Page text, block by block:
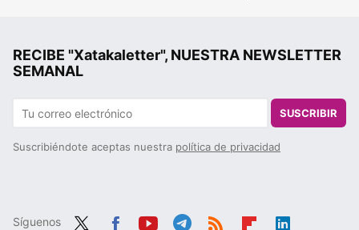
RECIBE "Xatakaletter", NUESTRA NEWSLETTER
SEMANAL
SUSCRIBIR
Suscribiéndote aceptas nuestra política de privacidad
Síguenos